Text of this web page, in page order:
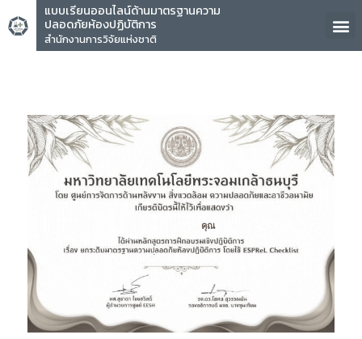
แบบเรียนออนไลน์ด้านมาตรฐานความ
ปลอดภัยห้องปฏิบัติการ
สำนักงานการวิจัยแห่งชาติ
คุณ